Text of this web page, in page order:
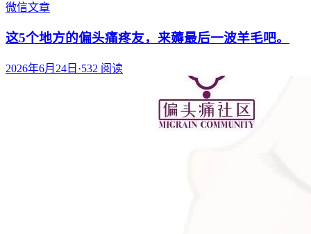
微信文章
这5个地方的偏头痛疼友，来薅最后一波羊毛吧。
2026年6月24日 ·532 阅读